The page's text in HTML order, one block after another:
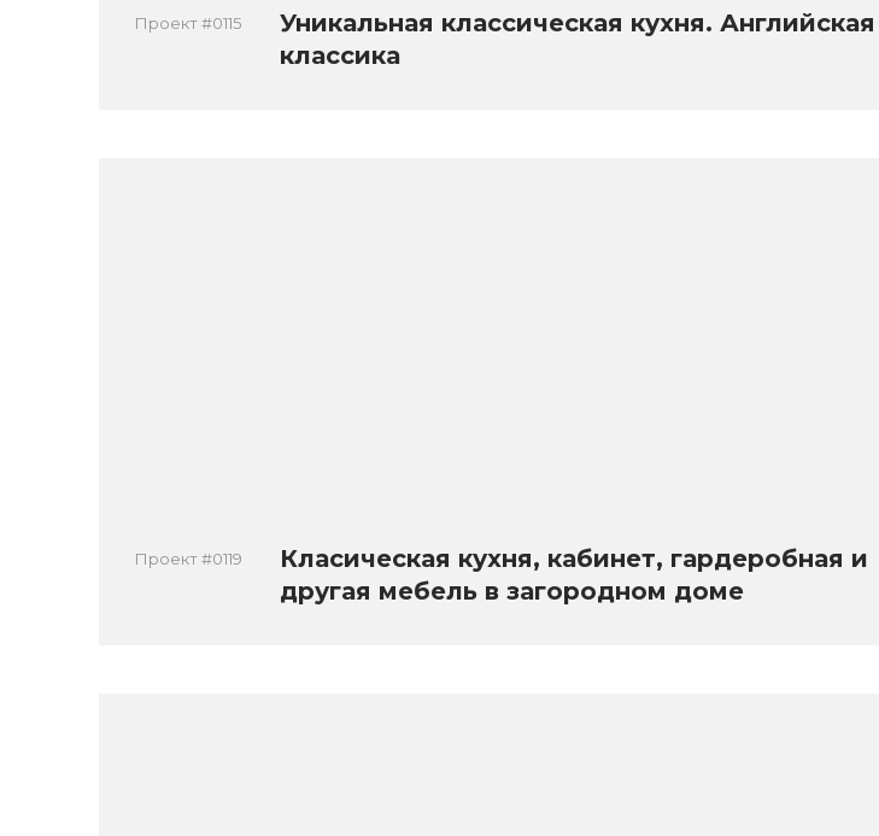
Проект #0115
Уникальная классическая кухня. Английская
классика
Проект #0119
Класическая кухня, кабинет, гардеробная и
другая мебель в загородном доме